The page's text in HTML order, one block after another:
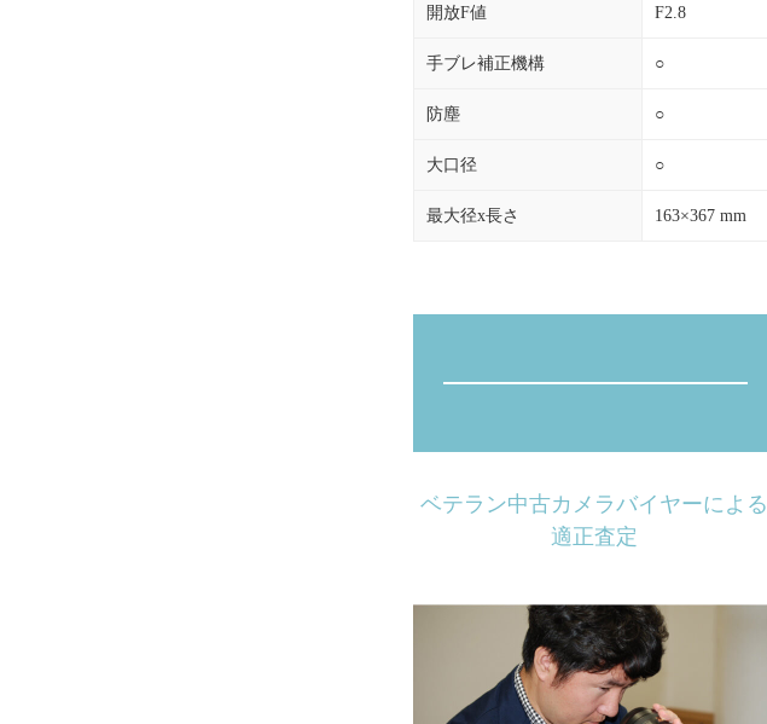
開放F値 F2.8
手ブレ補正機構 ○
防塵 ○
大口径 ○
最大径x長さ 163×367 mm
ベテラン中古カメラバイヤーによる
適正査定